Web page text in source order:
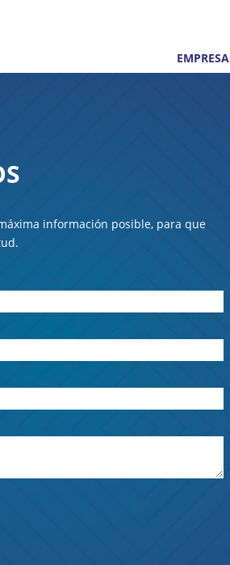
EMPRESA
información posible, para que